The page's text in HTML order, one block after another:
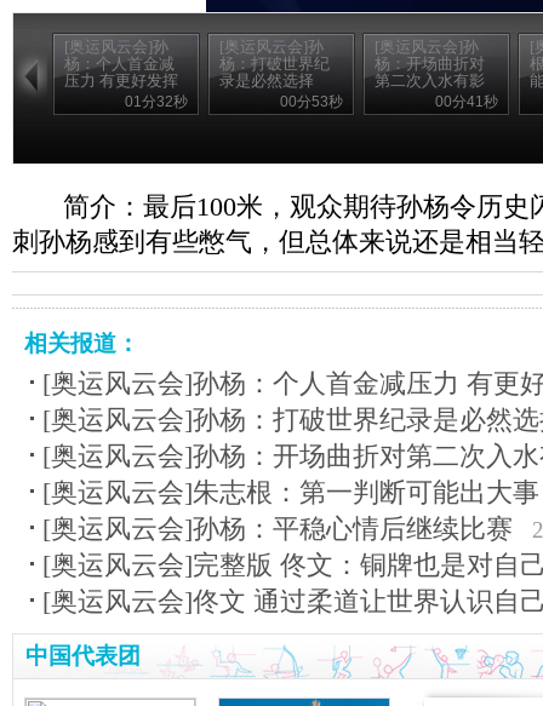
[奥运风云会]孙
杨：个人首金减
压力 有更好发挥
01分32秒
[奥运风云会]孙
杨：打破世界纪
录是必然选择
00分53秒
[奥运风云会]孙
杨：开场曲折对
第二次入水有影
00分41秒
[
简介：最后100米，观众期待孙杨令历史
刺孙杨感到有些憋气，但总体来说还是相当
相关报道：
[奥运风云会]孙杨：个人首金减压力 有更
[奥运风云会]孙杨：打破世界纪录是必然
[奥运风云会]孙杨：开场曲折对第二次入
[奥运风云会]朱志根：第一判断可能出大事
[奥运风云会]孙杨：平稳心情后继续比赛
[奥运风云会]完整版 佟文：铜牌也是对自
[奥运风云会]佟文 通过柔道让世界认识自
中国代表团